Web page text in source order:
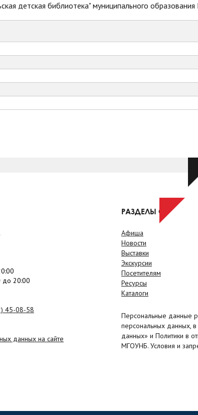
детская библиотека" муниципального образования
до 20:00
45-08-58
данных на сайте
РАЗДЕЛЫ САЙТА
Афиша
Новости
Выставки
Экскурсии
Посетителям
Ресурсы
Каталоги
Персональные данные
персональных данных,
данных» и Политики в
МГОУНБ. Условия и